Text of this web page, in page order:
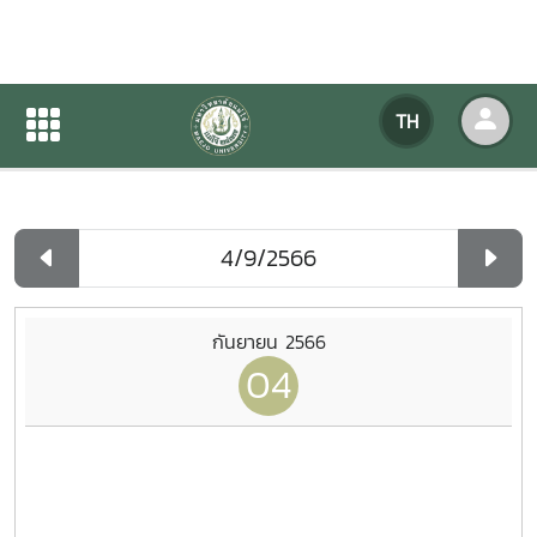
TH
ปฏิทินกิจกรรมของหน่วยงาน
ปฏิทินกิจกรรมของหน่วยงาน
กันยายน 2566
04